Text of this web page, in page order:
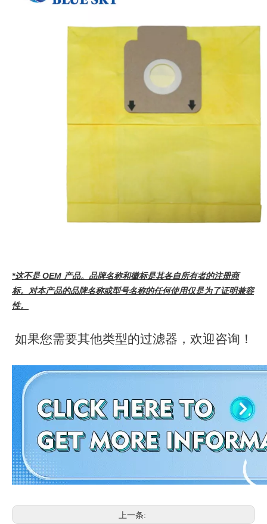
*这不是 OEM 产品。品牌名称和徽标是其各自所有者的注册商
标。对本产品的品牌名称或型号名称的任何使用仅是为了证明兼容
性。
如果您需要其他类型的过滤器，欢迎咨询！
上一条: